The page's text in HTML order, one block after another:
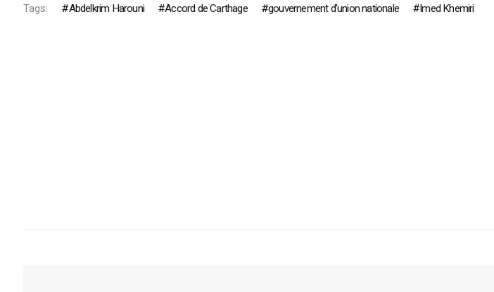
Tags: Abdelkrim Harouni Accord de Carthage gouvernement d'union nationale Imed Khemiri